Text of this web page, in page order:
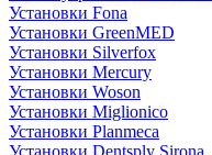
Установки Fona
Установки GreenMED
Установки Silverfox
Установки Mercury
Установки Woson
Установки Miglionico
Установки Planmeca
Установки Dentsply Sirona